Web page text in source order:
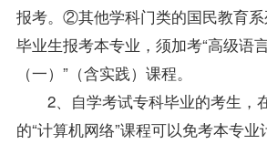
报考。②其他学科门类的国民教育
毕业生报考本专业，须加考“高级语
（一）”（含实践）课程。
2、自学考试专科毕业的考生，
的“计算机网络”课程可以免考本专业